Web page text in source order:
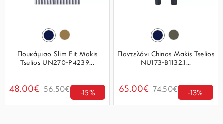
Πουκάμισο Slim Fit Makis
Tselios UN270-P4239...
48.00€ 56.50€ -15%
Παντελόνι Chinos Makis Tselios
NU173-B1132.1...
65.00€ 74.50€ -13%